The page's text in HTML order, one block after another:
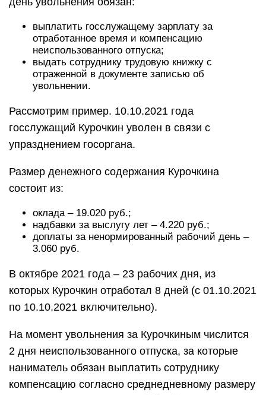
выплатить госслужащему зарплату за
отработанное время и компенсацию
неиспользованного отпуска;
выдать сотруднику трудовую книжку с
отраженной в документе записью об
увольнении.
Рассмотрим пример. 10.10.2021 года
госслужащий Курочкин уволен в связи с
упразднением госоргана.
Размер денежного содержания Курочкина
состоит из:
оклада – 19.020 руб.;
надбавки за выслугу лет – 4.220 руб.;
доплаты за ненормированный рабочий день –
3.060 руб.
В октябре 2021 года – 23 рабочих дня, из
которых Курочкин отработал 8 дней (с 01.10.2021
по 10.10.2021 включительно).
На момент увольнения за Курочкиным числится
2 дня неиспользованного отпуска, за которые
наниматель обязан выплатить сотруднику
компенсацию согласно среднедневному размеру